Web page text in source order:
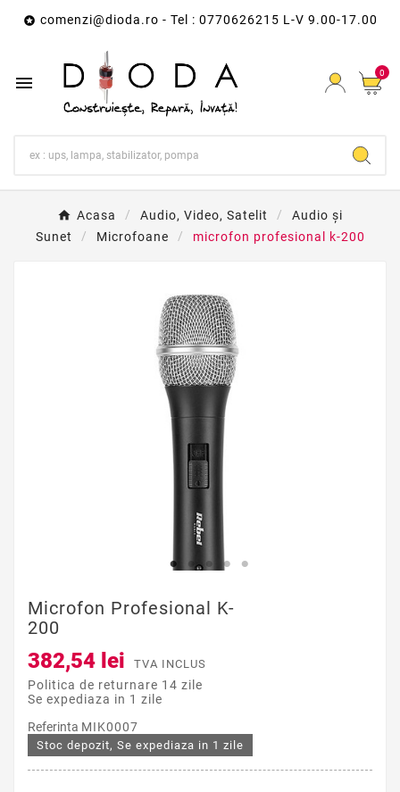
 comenzi@dioda.ro - Tel : 0770626215 L-V 9.00-17.00
 0
Acasa Audio, Video, Satelit
Audio și
Sunet
Microfoane microfon profesional k-200
Microfon Profesional K-
200
382,54 lei TVA INCLUS
Politica de returnare 14 zile
Se expediaza in 1 zile
Referinta MIK0007
Stoc depozit, Se expediaza in 1 zile